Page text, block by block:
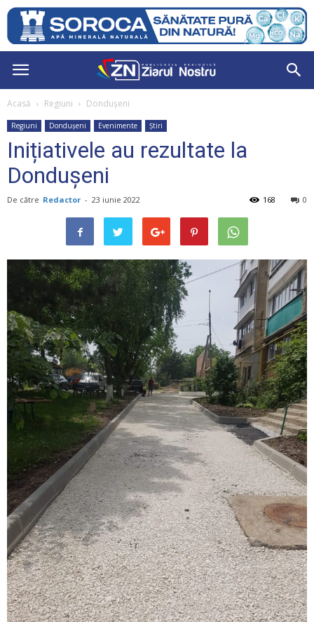
Acasă Regiuni Dondușeni
Regiuni Dondușeni Evenimente Știri
Inițiativele au rezultate la
Dondușeni
De către Redactor - 23 iunie 2022 0
168